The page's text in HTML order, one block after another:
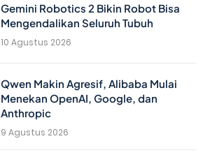
Gemini Robotics 2 Bikin Robot Bisa
Mengendalikan Seluruh Tubuh
10 Agustus 2026
Qwen Makin Agresif, Alibaba Mulai
Menekan OpenAI, Google, dan
Anthropic
9 Agustus 2026